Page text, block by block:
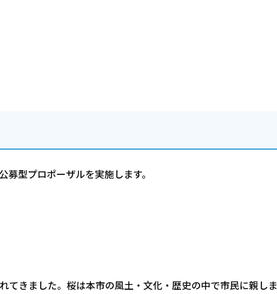
型プロポーザルを実施します。
きました。桜は本市の風土・文化・歴史の中で市民に親しま